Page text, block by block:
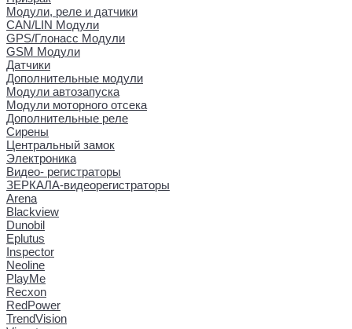
Модули, реле и датчики
CAN/LIN Модули
GPS/Глонасс Модули
GSM Модули
Датчики
Дополнительные модули
Модули автозапуска
Модули моторного отсека
Дополнительные реле
Сирены
Центральный замок
Электроника
Видео- регистраторы
ЗЕРКАЛА-видеорегистраторы
Arena
Blackview
Dunobil
Eplutus
Inspector
Neoline
PlayMe
Recxon
RedPower
TrendVision